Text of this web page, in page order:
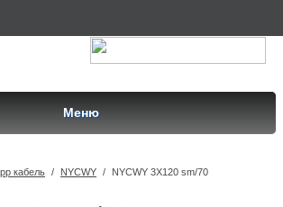
Меню
кабель / NYCWY / NYCWY 3X120 sm/70